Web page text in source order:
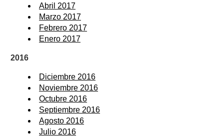
Abril 2017
Marzo 2017
Febrero 2017
Enero 2017
2016
Diciembre 2016
Noviembre 2016
Octubre 2016
Septiembre 2016
Agosto 2016
Julio 2016